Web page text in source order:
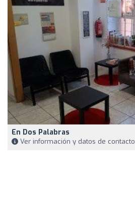
En Dos Palabras
Ver información y datos de contacto